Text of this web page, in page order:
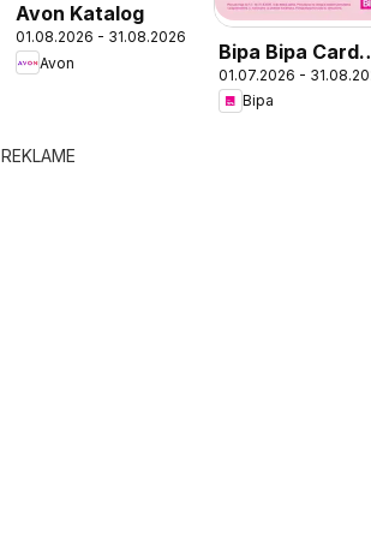
Avon Katalog
01.08.2026 - 31.08.2026
Avon
Bipa Bipa Card
ponuda
01.07.2026 -
Bipa
REKLAME